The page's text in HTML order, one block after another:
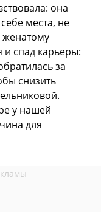
она
места, не
женатому
спад карьеры:
за
снизить
у нашей
для